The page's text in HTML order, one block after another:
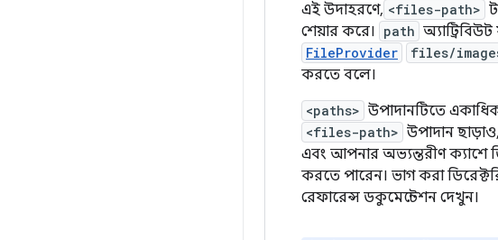
এই উদাহরণে, <files-path>
শেয়ার করে।
path
FileProvider files/
করতে বলে।
<paths> উপাদানটিতে
<files-path> উপাদান
এবং আপনার অভ্যন্তরীণ ক্যাশে
করতে পারেন। ভাগ করা
রেফারেন্স ডকুমেন্টেশন দেখুন।